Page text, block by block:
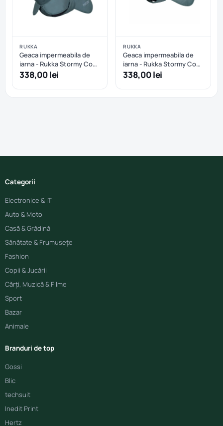
RUKKA
Geaca impermeabila de
iarna - Rukka Stormy Coat
- Dark Agave - 40 cm
338,00 lei
RUKKA
Geaca impermeabila de
iarna - Rukka Stormy Coat
- Dark Agave - 45 cm
338,00 lei
Categorii
Electronice & IT
Auto & Moto
Casă & Grădină
Sănătate & Frumusețe
Fashion
Copii & Jucării
Cărți, Muzică & Filme
Sport
Bazar
Animale
Branduri de top
Gossi
Blic
techsuit
Inedit Print
Hertz